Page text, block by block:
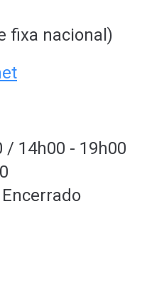
fixa nacional)
/ 14h00 - 19h00